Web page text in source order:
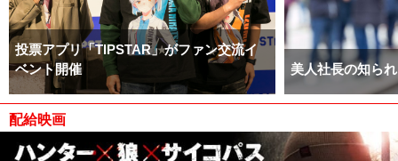
投票アプリ「TIPSTAR」がファン交流イ
ベント開催
美人社長の知ら
配給映画